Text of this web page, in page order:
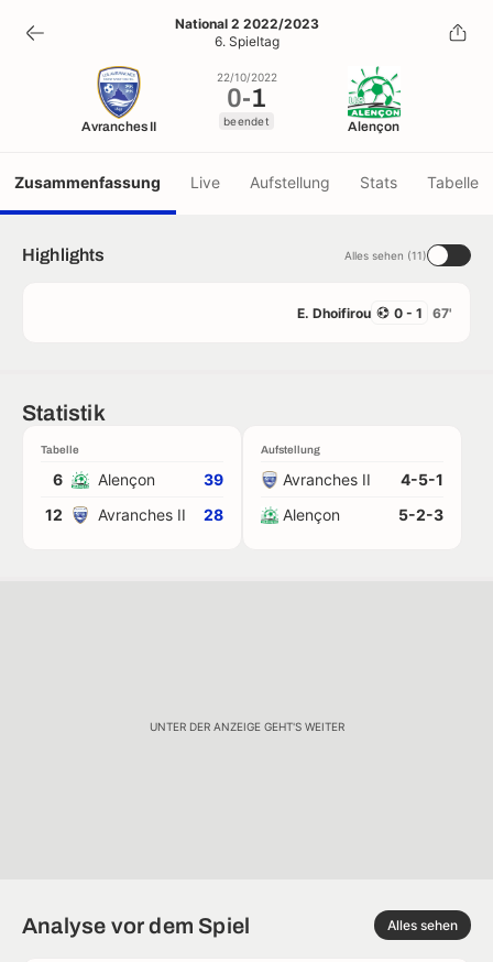
0 -1
beendet
National 2 2022/2023
6. Spieltag
Avranches II
22/10/2022
0-1
beendet Alençon
Zusammenfassung Live Aufstellung Stats Tabelle
Highlights Alles sehen (11)
67'
0 - 1
E. Dhoifirou
Statistik
Tabelle
6 Alençon
39
12
Avranches II 28
Aufstellung
Avranches II
4-5-1
Alençon
5-2-3
UNTER DER ANZEIGE GEHT'S WEITER
Analyse vor dem Spiel Alles sehen